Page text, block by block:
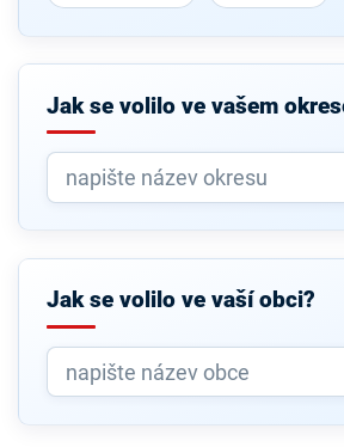
Jak se volilo ve vašem
Jak se volilo ve vaší obci?